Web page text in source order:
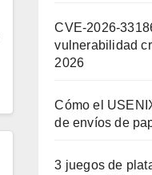
CVE-2026-
vulnerabilidad
2026
Cómo el
de envíos de
3 juegos de